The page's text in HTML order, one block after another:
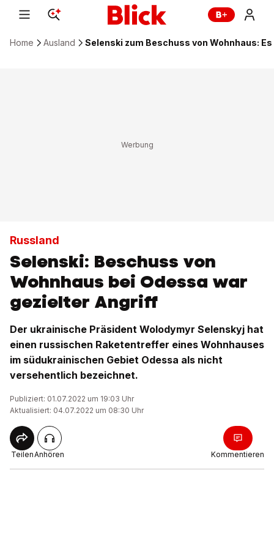
Home Ausland Selenski zum Beschuss von Wohnhaus:
Russland
Selenski: Beschuss von
Wohnhaus bei Odessa war
gezielter Angriff
Der ukrainische Präsident Wolodymyr Selenskyj hat
einen russischen Raketentreffer eines Wohnhauses
im südukrainischen Gebiet Odessa als nicht
versehentlich bezeichnet.
Publiziert: 01.07.2022 um 19:03 Uhr
Aktualisiert: 04.07.2022 um 08:30 Uhr
TeilenAnhören Kommentieren